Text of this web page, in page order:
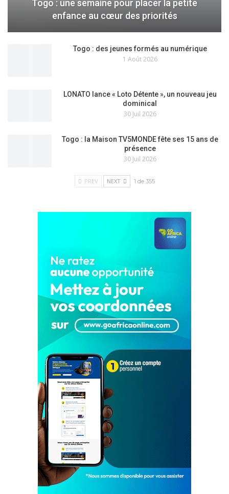
Togo : une semaine pour placer la petite
enfance au cœur des priorités
Togo : des jeunes formés au numérique
1 Août 2026
LONATO lance « Loto Détente », un nouveau jeu
dominical
30 Juil 2026
Togo : la Maison TV5MONDE fête ses 15 ans de
présence
30 Juil 2026
PREV NEXT 1 de 355